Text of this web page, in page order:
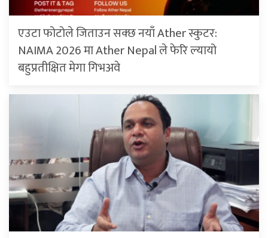
एउटा फोटोले जिताउन सक्छ नयाँ Ather स्कुटर:
NAIMA 2026 मा Ather Nepal ले फेरि ल्यायो
बहुप्रतीक्षित मेगा गिभअवे